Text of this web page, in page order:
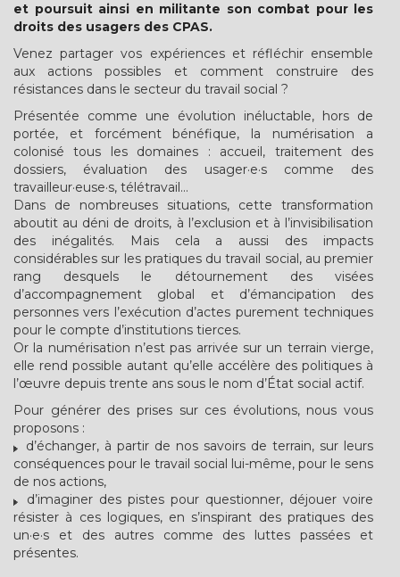
et poursuit ainsi en militante son combat pour les
droits des usagers des CPAS.
Venez partager vos expériences et réfléchir ensemble
aux actions possibles et comment construire des
résistances dans le secteur du travail social ?
Présentée comme une évolution inéluctable, hors de
portée, et forcément bénéfique, la numérisation a
colonisé tous les domaines : accueil, traitement des
dossiers, évaluation des usager·e·s comme des
travailleur·euse·s, télétravail…
Dans de nombreuses situations, cette transformation
aboutit au déni de droits, à l’exclusion et à l’invisibilisation
des inégalités. Mais cela a aussi des impacts
considérables sur les pratiques du travail social, au premier
rang desquels le détournement des visées
d’accompagnement global et d’émancipation des
personnes vers l’exécution d’actes purement techniques
pour le compte d’institutions tierces.
Or la numérisation n’est pas arrivée sur un terrain vierge,
elle rend possible autant qu’elle accélère des politiques à
l’œuvre depuis trente ans sous le nom d’État social actif.
Pour générer des prises sur ces évolutions, nous vous
proposons :
d’échanger, à partir de nos savoirs de terrain, sur leurs
conséquences pour le travail social lui-même, pour le sens
de nos actions,
d’imaginer des pistes pour questionner, déjouer voire
résister à ces logiques, en s’inspirant des pratiques des
un·e·s et des autres comme des luttes passées et
présentes.